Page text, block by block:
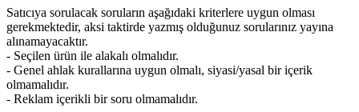
Satıcıya sorulacak soruların aşağıdaki kriterlere uygun olması
gerekmektedir, aksi taktirde yazmış olduğunuz sorularınız yayına
alınamayacaktır.
- Seçilen ürün ile alakalı olmalıdır.
- Genel ahlak kurallarına uygun olmalı, siyasi/yasal bir içerik
olmamalıdır.
- Reklam içerikli bir soru olmamalıdır.